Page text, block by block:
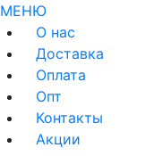
МЕНЮ
О нас
Доставка
Оплата
Опт
Контакты
Акции